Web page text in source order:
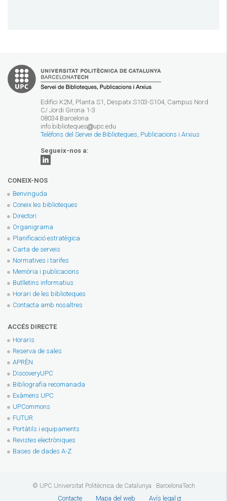
Edifici K2M, Planta S1, Despatx S103-S104, Campus Nord
C/ Jordi Girona 1-3
08034 Barcelona
info.biblioteques
upc.edu
Telèfons del Servei de Biblioteques, Publicacions i Arxius
Segueix-nos a:
CONEIX-NOS
Benvinguda
Coneix les biblioteques
Directori
Organigrama
Planificació estratègica
Carta de serveis
Normatives i tarifes
Memòria i publicacions
Butlletins informatius
Horari de les biblioteques
Contacta amb nosaltres
ACCÉS DIRECTE
Horaris
Reserva de sales
APRÈN
DiscoveryUPC
Bibliografia recomanada
Exàmens UPC
UPCommons
FUTUR
Portàtils i equipaments
Revistes electròniques
Bases de dades A-Z
© UPC Universitat Politècnica de Catalunya · BarcelonaTech
Contacte
Mapa del web Avís legal